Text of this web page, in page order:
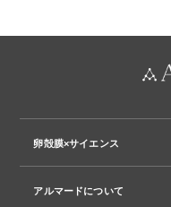
卵殻膜×サイエンス
アルマードについて